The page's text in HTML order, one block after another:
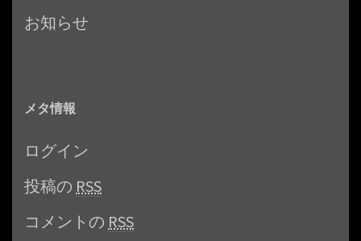
お知らせ
メタ情報
ログイン
投稿の RSS
コメントの RSS